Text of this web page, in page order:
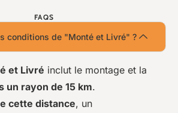
FAQS
conditions de "Monté et Livré" ?
et Livré inclut le montage et la
un rayon de 15 km.
cette distance, un